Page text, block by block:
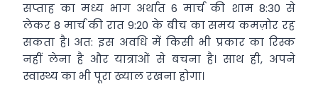
सप्ताह का मध्य भाग अर्थात 6 मार्च की शाम 8:30 से
लेकर 8 मार्च की रात 9:20 के बीच का समय कमज़ोर रह
सकता है। अत: इस अवधि में किसी भी प्रकार का रिस्क
नहीं लेना है और यात्राओं से बचना है। साथ ही, अपने
स्वास्थ्य का भी पूरा ख्याल रखना होगा।